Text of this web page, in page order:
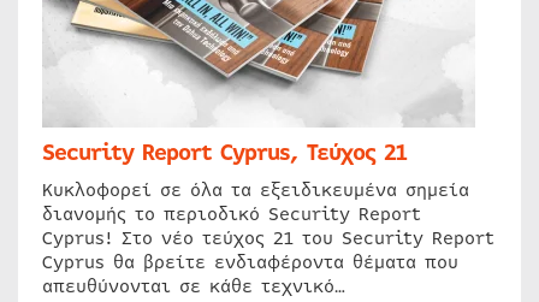
Security Report Cyprus, Τεύχος 21
Κυκλοφορεί σε όλα τα εξειδικευμένα σημεία
διανομής το περιοδικό Security Report
Cyprus! Στο νέο τεύχος 21 του Security Report
Cyprus θα βρείτε ενδιαφέροντα θέματα που
απευθύνονται σε κάθε τεχνικό…